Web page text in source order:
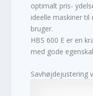
optimalt pris-
ideelle maskiner
bruger.
HBS 600 E er en
med gode
Savhøjdejustering